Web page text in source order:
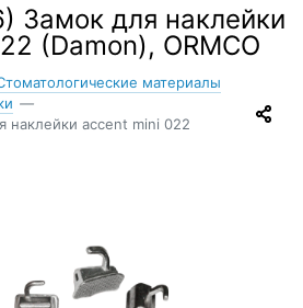
Замок для наклейки
(Damon), ORMCO
материалы
—
наклейки accent mini 022